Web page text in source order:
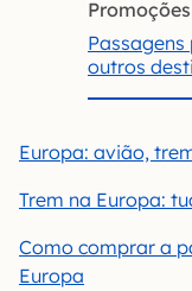
outros
Europa: avião,
Trem na Europa:
Como comprar a
Europa